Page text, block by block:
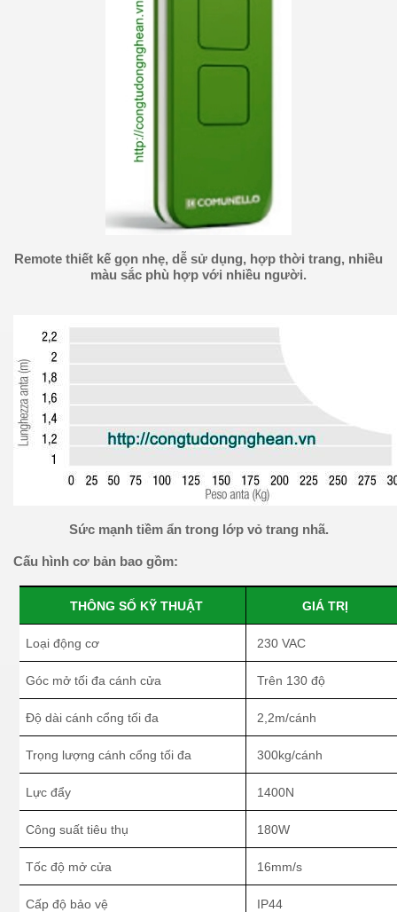
Remote thiết kế gọn nhẹ, dễ sử dụng, hợp thời trang, nhiều
màu sắc phù hợp với nhiều người.
Sức mạnh tiềm ẩn trong lớp vỏ trang nhã.
Cấu hình cơ bản bao gồm:
THÔNG SỐ KỸ THUẬT GIÁ TRỊ
Loại động cơ 230 VAC
Góc mở tối đa cánh cửa Trên 130 độ
Độ dài cánh cổng tối đa 2,2m/cánh
Trọng lượng cánh cổng tối đa 300kg/cánh
Lực đẩy 1400N
Công suất tiêu thụ 180W
Tốc độ mở cửa 16mm/s
Cấp độ bảo vệ IP44